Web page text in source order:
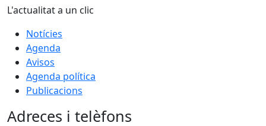
L'actualitat a un clic
Notícies
Agenda
Avisos
Agenda política
Publicacions
Adreces i telèfons